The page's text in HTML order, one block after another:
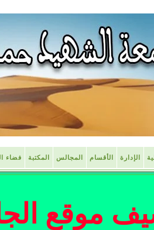
الإدارة الأقسام المجالس المكتبة فضاء
موقع